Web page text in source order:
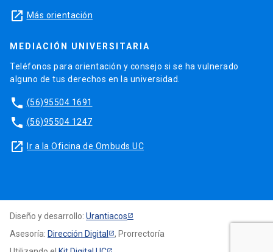
launch Más orientación
MEDIACIÓN UNIVERSITARIA
Teléfonos para orientación y consejo si se ha vulnerado
alguno de tus derechos en la universidad.
phone (56)95504 1691
phone (56)95504 1247
launch Ir a la Oficina de Ombuds UC
Diseño y desarrollo: Urantiacos
Asesoría: Dirección Digital
, Prorrectoría